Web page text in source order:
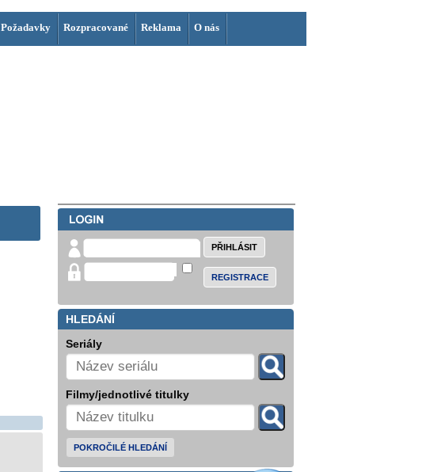
Požadavky Rozpracované Reklama O nás
REGISTRACE
HLEDÁNÍ
Seriály
Filmy/jednotlivé titulky
POKROČILÉ HLEDÁNÍ